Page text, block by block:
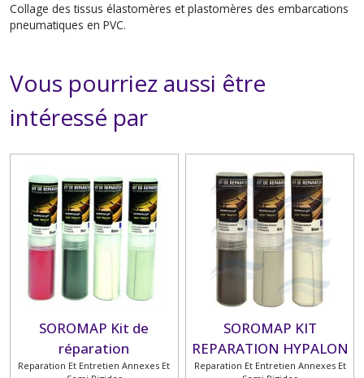
Collage des tissus élastomères et plastomères des embarcations
pneumatiques en PVC.
Vous pourriez aussi être
intéressé par
SOROMAP Kit de
réparation
pneumatique PVC
Reparation Et Entretien Annexes Et
SOROMAP KIT
REPARATION HYPALON
75 ML
Reparation Et Entretien Annexes Et